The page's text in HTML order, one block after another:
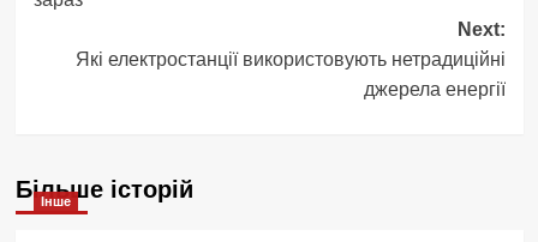
Next:
Які електростанції використовують нетрадиційні
джерела енергії
Більше історій
Інше